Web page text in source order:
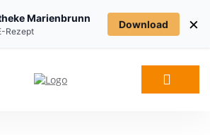
Marienbrunn
Rezept
Download ×